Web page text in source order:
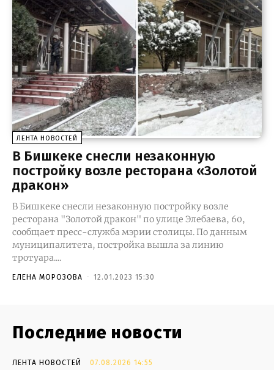
ЛЕНТА НОВОСТЕЙ
В Бишкеке снесли незаконную
постройку возле ресторана «Золотой
дракон»
В Бишкеке снесли незаконную постройку возле
ресторана "Золотой дракон" по улице Элебаева, 60,
сообщает пресс-служба мэрии столицы. По данным
муниципалитета, постройка вышла за линию
тротуара....
ЕЛЕНА МОРОЗОВА - 12.01.2023 15:30
Последние новости
ЛЕНТА НОВОСТЕЙ 07.08.2026 14:55